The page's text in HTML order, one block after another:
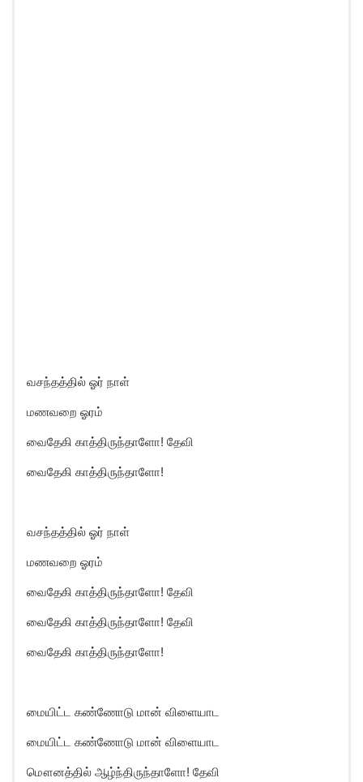
வசந்தத்தில் ஓர் நாள்
மணவறை ஓரம்
வைதேகி காத்திருந்தாளோ! தேவி
வைதேகி காத்திருந்தாளோ!
வசந்தத்தில் ஓர் நாள்
மணவறை ஓரம்
வைதேகி காத்திருந்தாளோ! தேவி
வைதேகி காத்திருந்தாளோ! தேவி
வைதேகி காத்திருந்தாளோ!
மையிட்ட கண்ணோடு மான் விளையாட
மையிட்ட கண்ணோடு மான் விளையாட
மௌனத்தில் ஆழ்ந்திருந்தாளோ! தேவி